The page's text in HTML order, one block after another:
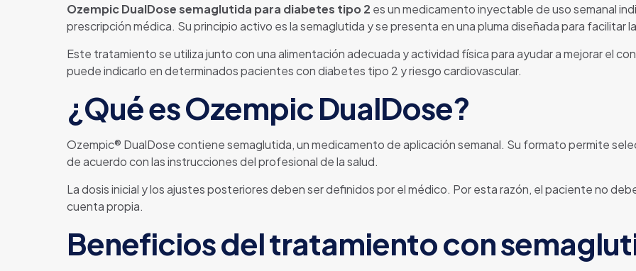
Ozempic DualDose semaglutida para diabetes tipo 2 es un medicamento inyectable de uso semanal
prescripción médica. Su principio activo es la semaglutida y se presenta en una pluma diseñada para facilitar
Este tratamiento se utiliza junto con una alimentación adecuada y actividad física para ayudar a mejorar el
puede indicarlo en determinados pacientes con diabetes tipo 2 y riesgo cardiovascular.
¿Qué es Ozempic DualDose?
Ozempic® DualDose contiene semaglutida, un medicamento de aplicación semanal. Su formato permite
de acuerdo con las instrucciones del profesional de la salud.
La dosis inicial y los ajustes posteriores deben ser definidos por el médico. Por esta razón, el paciente no
cuenta propia.
Beneficios del tratamiento con